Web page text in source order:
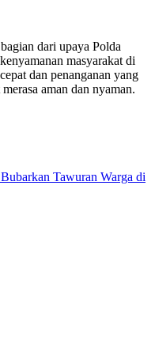
dari upaya Polda
masyarakat di
dan penanganan yang
aman dan nyaman.
Tawuran Warga di